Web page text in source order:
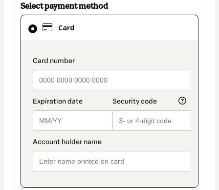
Select payment method
Card
payment_data.section_title_v2
Card
selected
method